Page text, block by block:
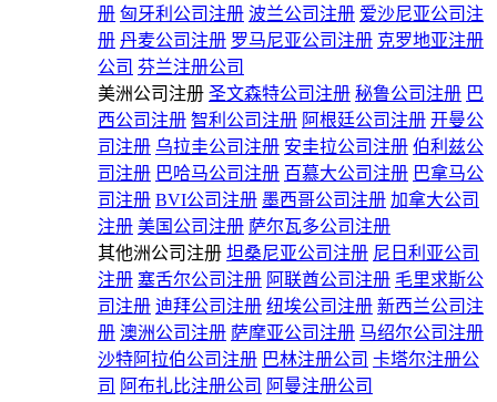
册 匈牙利公司注册 波兰公司注册 爱沙尼亚公司注
册 丹麦公司注册 罗马尼亚公司注册 克罗地亚注册
公司 芬兰注册公司
美洲公司注册 圣文森特公司注册 秘鲁公司注册 巴
西公司注册 智利公司注册 阿根廷公司注册 开曼公
司注册 乌拉圭公司注册 安圭拉公司注册 伯利兹公
司注册 巴哈马公司注册 百慕大公司注册 巴拿马公
司注册 BVI公司注册 墨西哥公司注册 加拿大公司
注册 美国公司注册 萨尔瓦多公司注册
其他洲公司注册 坦桑尼亚公司注册 尼日利亚公司
注册 塞舌尔公司注册 阿联酋公司注册 毛里求斯公
司注册 迪拜公司注册 纽埃公司注册 新西兰公司注
册 澳洲公司注册 萨摩亚公司注册 马绍尔公司注册
沙特阿拉伯公司注册 巴林注册公司 卡塔尔注册公
司 阿布扎比注册公司 阿曼注册公司